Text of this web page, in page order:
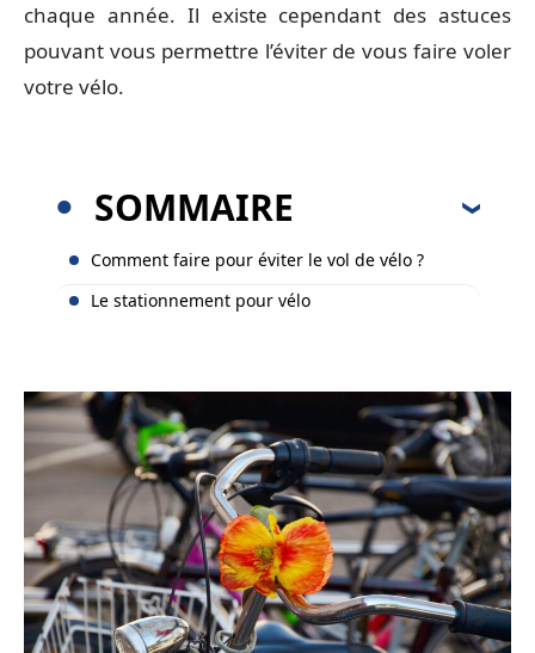
chaque année. Il existe cependant des astuces
pouvant vous permettre l’éviter de vous faire voler
votre vélo.
SOMMAIRE
Comment faire pour éviter le vol de vélo ?
Le stationnement pour vélo